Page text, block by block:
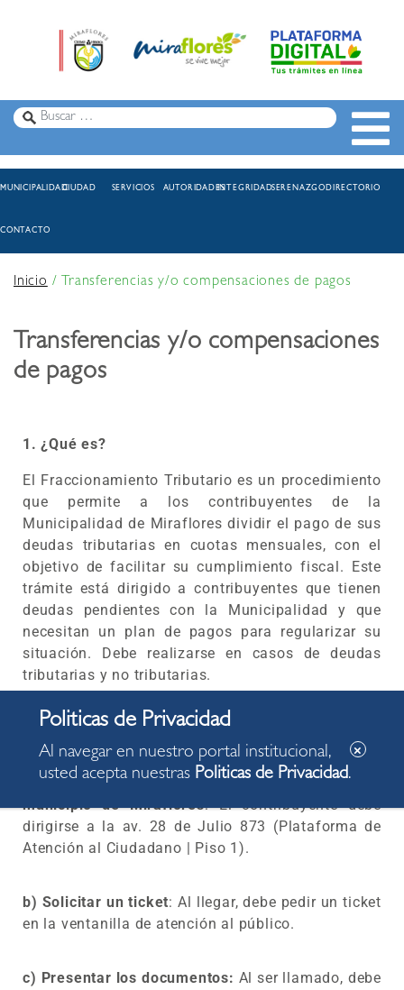
MUNICIPALIDADCIUDAD SERVICIOS AUTORIDADESINTEGRIDADSERENAZGODIRECTORIO
CONTACTO
Inicio/ Transferencias y/o compensaciones de pagos
Transferencias y/o compensaciones
de pagos
1. ¿Qué es?
El Fraccionamiento Tributario es un procedimiento
que permite a los contribuyentes de la
Municipalidad de Miraflores dividir el pago de sus
deudas tributarias en cuotas mensuales, con el
objetivo de facilitar su cumplimiento fiscal. Este
trámite está dirigido a contribuyentes que tienen
deudas pendientes con la Municipalidad y que
necesitan un plan de pagos para regularizar su
situación. Debe realizarse en casos de deudas
tributarias y no tributarias.
2. Procedimiento paso a paso
a) Acercarse a la nueva sede administrativa del
municipio de Miraflores: El contribuyente debe
dirigirse a la av. 28 de Julio 873 (Plataforma de
Atención al Ciudadano | Piso 1).
b) Solicitar un ticket: Al llegar, debe pedir un ticket
en la ventanilla de atención al público.
c) Presentar los documentos: Al ser llamado, debe
Al navegar en nuestro portal institucional,
usted acepta nuestras Politicas de Privacidad.